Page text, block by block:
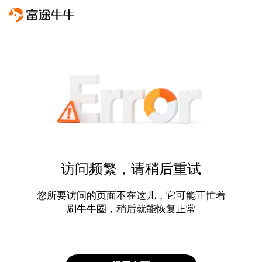
访问频繁，请稍后重试
您所要访问的页面不在这儿，它可能正忙着
刷牛牛圈，稍后就能恢复正常